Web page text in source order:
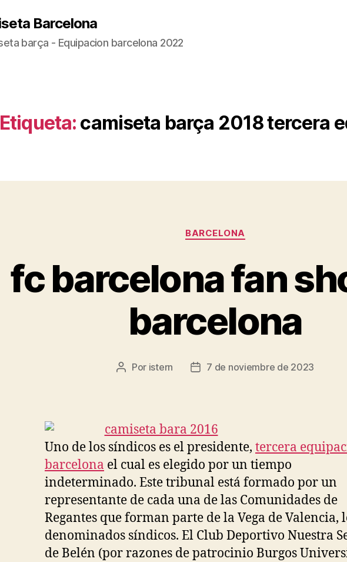
Barcelona
barça - Equipacion barcelona 2022
Etiqueta: camiseta barça 2018 tercera
Categorías
BARCELONA
fc barcelona fan
barcelona
Autor
Por istern
Fecha7 de noviembre de 2023
Uno de los síndicos es el presidente, tercera
barcelona el cual es elegido por un tiempo
indeterminado. Este tribunal está formado por un
representante de cada una de las Comunidades de
Regantes que forman parte de la Vega de Valencia,
denominados síndicos. El Club Deportivo Nuestra
de Belén (por razones de patrocinio Burgos